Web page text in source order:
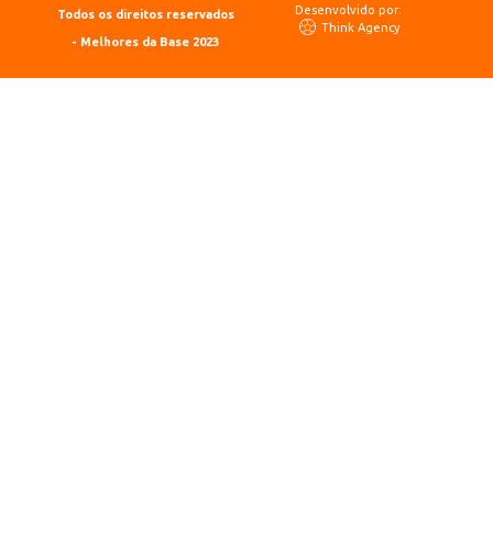
Todos os direitos reservados
- Melhores da Base 2023
Desenvolvido por:
Think Agency